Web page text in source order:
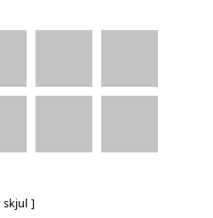
skjul